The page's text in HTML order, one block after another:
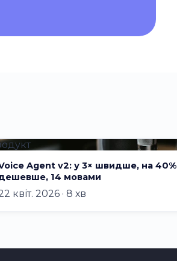
Agent v2: у 3× швидше, на 40%
14 мовами
квіт. 2026 · 8 хв